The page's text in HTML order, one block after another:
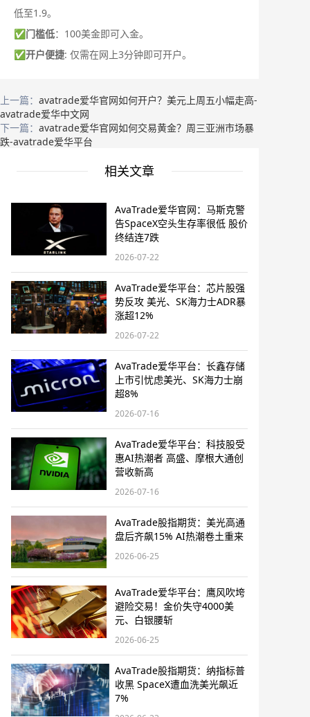
低至1.9。
✅门槛低：100美金即可入金。
✅开户便捷: 仅需在网上3分钟即可开户。
上一篇： avatrade爱华官网如何开户？美元上周五小幅走高-
avatrade爱华中文网
下一篇： avatrade爱华官网如何交易黄金？周三亚洲市场暴
跌-avatrade爱华平台
相关文章
AvaTrade爱华官网：马斯克警
告SpaceX空头生存率很低 股价
终结连7跌
2026-07-22
AvaTrade爱华平台：芯片股强
势反攻 美光、SK海力士ADR暴
涨超12%
2026-07-22
AvaTrade爱华平台：长鑫存储
上市引忧虑美光、SK海力士崩
超8%
2026-07-16
AvaTrade爱华平台：科技股受
惠AI热潮者 高盛、摩根大通创
营收新高
2026-07-16
AvaTrade股指期货：美光高通
盘后齐飙15% AI热潮卷土重来
2026-06-25
AvaTrade爱华平台：鹰风吹垮
避险交易！金价失守4000美
元、白银腰斩
2026-06-25
AvaTrade股指期货：纳指标普
收黑 SpaceX遭血洗美光飙近
7%